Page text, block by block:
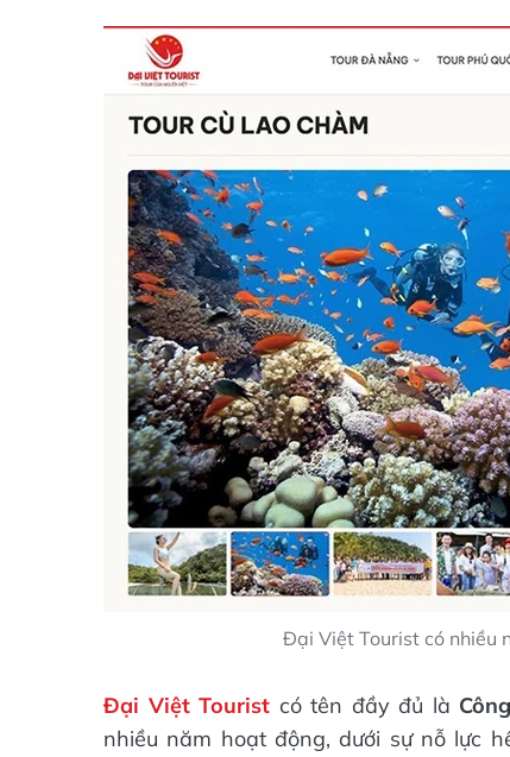
Đại Việt Tourist có nhiều
Đại Việt Tourist có tên đầy đủ là
nhiều năm hoạt động, dưới sự nỗ lực